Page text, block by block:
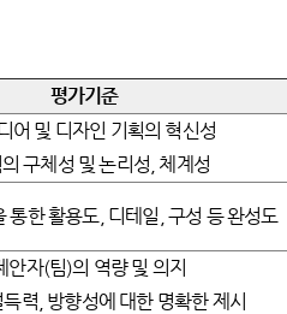
평가기준
어 및 디자인 기획의 혁신성
구체성 및 논리성, 체계성
통한 활용도, 디테일, 구성 등 완성도
안자(팀)의 역량 및 의지
력, 방향성에 대한 명확한 제시